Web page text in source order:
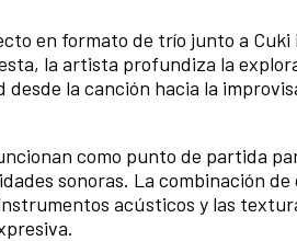
en formato de trío junto a Cuki
la artista profundiza la
la canción hacia la
como punto de partida
sonoras. La combinación de
acústicos y las